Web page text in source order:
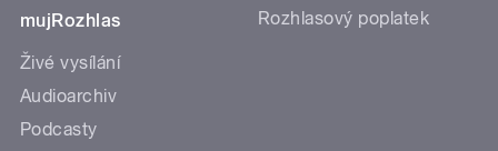
mujRozhlas
Živé vysílání
Audioarchiv
Podcasty
Rozhlasový poplatek